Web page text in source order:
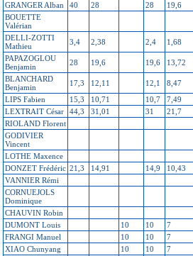
GRANGER Alban
40 28 28 19,6
BOUETTE
Valérian
DELLI-ZOTTI
Mathieu
3,4 2,38 2,4 1,68
PAPAZOGLOU
Benjamin
28 19,6 19,6 13,72
BLANCHARD
Benjamin
17,3 12,11 12,1 8,47
LIPS Fabien
15,3 10,71 10,7 7,49
LEXTRAIT César
44,3 31,01 31 21,7
RIOLAND Florent
GODIVIER
Vincent
LOTHE Maxence
DONZET Frédéric 21,3 14,91 14,9 10,43
VANNIER Rémi
CORNUEJOLS
Dominique
CHAUVIN Robin
DUMONT Louis
10 10 7
FRANGI Manuel
10 10 7
XIAO Chunyang
10 10 7